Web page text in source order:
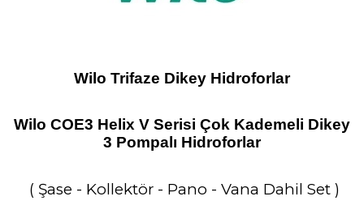
Wilo Trifaze Dikey Hidroforlar
Wilo COE3 Helix V Serisi Çok Kademeli Dikey
3 Pompalı Hidroforlar
( Şase - Kollektör - Pano - Vana Dahil Set )